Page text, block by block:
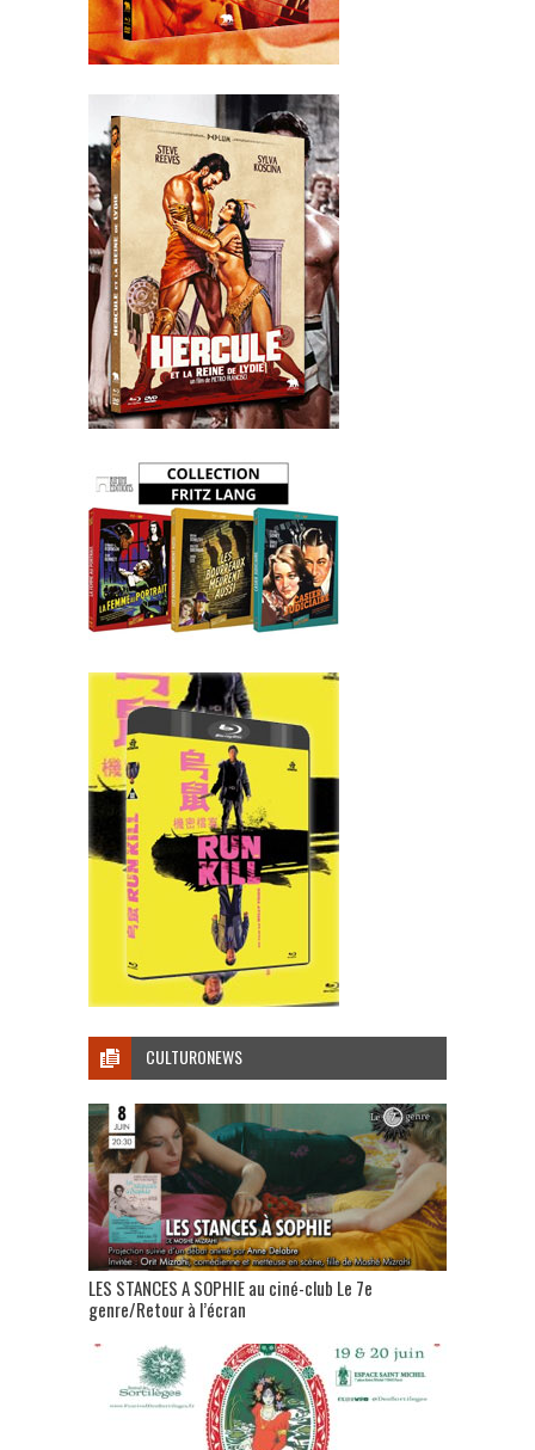
CULTURONEWS
LES STANCES A SOPHIE au ciné-club Le 7e
genre/Retour à l’écran